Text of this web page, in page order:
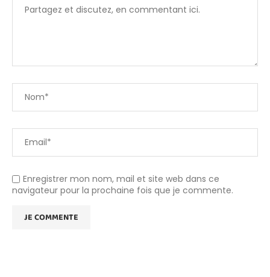
Enregistrer mon nom, mail et site web dans ce
navigateur pour la prochaine fois que je commente.